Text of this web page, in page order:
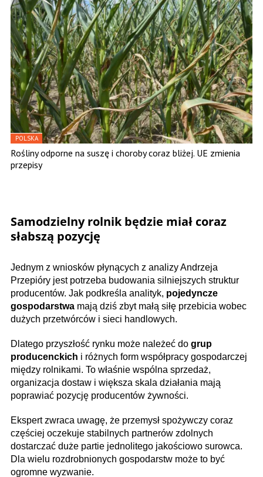
POLSKA
Rośliny odporne na suszę i choroby coraz bliżej. UE zmienia
przepisy
Samodzielny rolnik będzie miał coraz
słabszą pozycję
Jednym z wniosków płynących z analizy Andrzeja
Przepióry jest potrzeba budowania silniejszych struktur
producentów. Jak podkreśla analityk, pojedyncze
gospodarstwa mają dziś zbyt małą siłę przebicia wobec
dużych przetwórców i sieci handlowych.
Dlatego przyszłość rynku może należeć do grup
producenckich i różnych form współpracy gospodarczej
między rolnikami. To właśnie wspólna sprzedaż,
organizacja dostaw i większa skala działania mają
poprawiać pozycję producentów żywności.
Ekspert zwraca uwagę, że przemysł spożywczy coraz
częściej oczekuje stabilnych partnerów zdolnych
dostarczać duże partie jednolitego jakościowo surowca.
Dla wielu rozdrobnionych gospodarstw może to być
ogromne wyzwanie.